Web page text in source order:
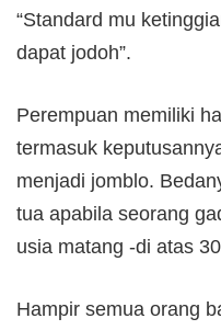
“Standard mu
dapat jodoh”.
Perempuan memiliki
termasuk
menjadi jomblo.
tua apabila seorang
usia matang -di atas
Hampir semua orang